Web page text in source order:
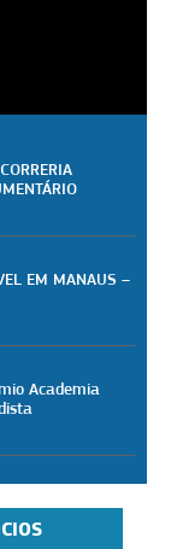
EM MANAUS –
Academia